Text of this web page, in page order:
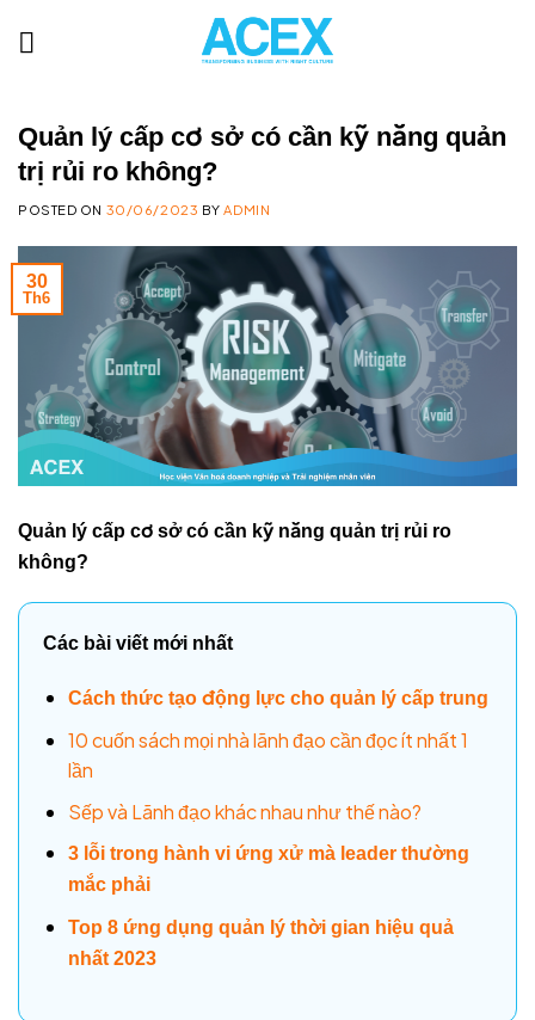
Quản lý cấp cơ sở có cần kỹ năng quản
trị rủi ro không?
POSTED ON 30/06/2023 BYADMIN
30
Th6
Quản lý cấp cơ sở có cần kỹ năng quản trị rủi ro
không?
Các bài viết mới nhất
Cách thức tạo động lực cho quản lý cấp trung
10 cuốn sách mọi nhà lãnh đạo cần đọc ít nhất 1
lần
Sếp và Lãnh đạo khác nhau như thế nào?
3 lỗi trong hành vi ứng xử mà leader thường
mắc phải
Top 8 ứng dụng quản lý thời gian hiệu quả
nhất 2023